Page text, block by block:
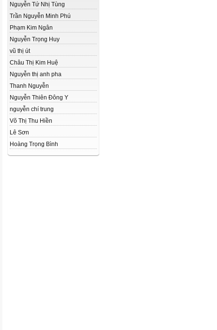
Nguyễn Tứ Nhị Tùng
Trần Nguyễn Minh Phú
Phạm Kim Ngân
Nguyễn Trọng Huy
vũ thị út
Châu Thị Kim Huệ
Nguyễn thị anh pha
Thanh Nguyễn
Nguyễn Thiên Đông Y
nguyễn chí trung
Võ Thị Thu Hiền
Lê Sơn
Hoàng Trọng Bình